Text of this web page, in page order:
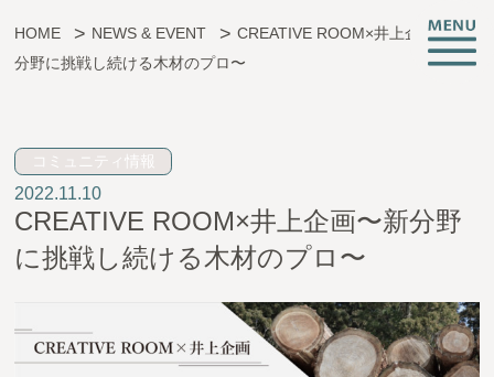
子育ても、仕事も、挑戦も。
CREATIVE ROOMとは
施設情報
託児・子育て支援
起業相談・支援
HOME NEWS & EVENT
CREATIVE ROOM×井上企画〜新
分野に挑戦し続ける木材のプロ〜
コミュニティ情報
2022.11.10
CREATIVE ROOM×井上企画〜新分野
に挑戦し続ける木材のプロ〜